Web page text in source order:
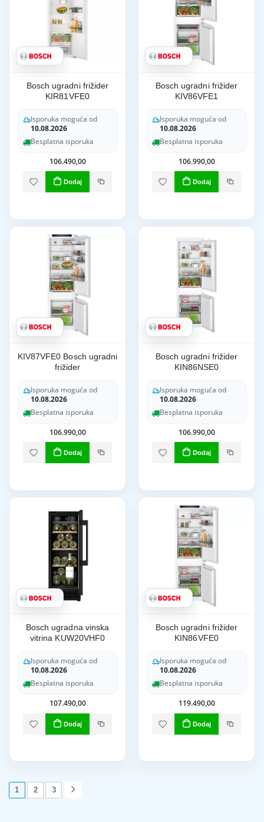
Bosch ugradni frižider
KIR81VFE0
Isporuka moguća od
10.08.2026
Besplatna isporuka
106.490,00
Dodaj
Bosch ugradni frižider
KIV86VFE1
Isporuka moguća od
10.08.2026
Besplatna isporuka
106.990,00
Dodaj
KIV87VFE0 Bosch ugradni
frižider
Isporuka moguća od
10.08.2026
Besplatna isporuka
106.990,00
Dodaj
Bosch ugradni frižider
KIN86NSE0
Isporuka moguća od
10.08.2026
Besplatna isporuka
106.990,00
Dodaj
Bosch ugradna vinska
vitrina KUW20VHF0
Isporuka moguća od
10.08.2026
Besplatna isporuka
107.490,00
Dodaj
Bosch ugradni frižider
KIN86VFE0
Isporuka moguća od
10.08.2026
Besplatna isporuka
119.490,00
Dodaj
1 2 3